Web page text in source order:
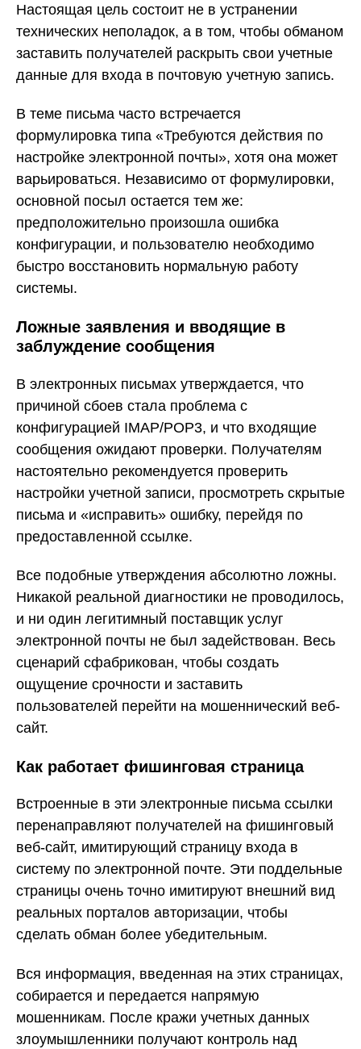
Настоящая цель состоит не в устранении
технических неполадок, а в том, чтобы обманом
заставить получателей раскрыть свои учетные
данные для входа в почтовую учетную запись.
В теме письма часто встречается
формулировка типа «Требуются действия по
настройке электронной почты», хотя она может
варьироваться. Независимо от формулировки,
основной посыл остается тем же:
предположительно произошла ошибка
конфигурации, и пользователю необходимо
быстро восстановить нормальную работу
системы.
Ложные заявления и вводящие в
заблуждение сообщения
В электронных письмах утверждается, что
причиной сбоев стала проблема с
конфигурацией IMAP/POP3, и что входящие
сообщения ожидают проверки. Получателям
настоятельно рекомендуется проверить
настройки учетной записи, просмотреть скрытые
письма и «исправить» ошибку, перейдя по
предоставленной ссылке.
Все подобные утверждения абсолютно ложны.
Никакой реальной диагностики не проводилось,
и ни один легитимный поставщик услуг
электронной почты не был задействован. Весь
сценарий сфабрикован, чтобы создать
ощущение срочности и заставить
пользователей перейти на мошеннический веб-
сайт.
Как работает фишинговая страница
Встроенные в эти электронные письма ссылки
перенаправляют получателей на фишинговый
веб-сайт, имитирующий страницу входа в
систему по электронной почте. Эти поддельные
страницы очень точно имитируют внешний вид
реальных порталов авторизации, чтобы
сделать обман более убедительным.
Вся информация, введенная на этих страницах,
собирается и передается напрямую
мошенникам. После кражи учетных данных
злоумышленники получают контроль над